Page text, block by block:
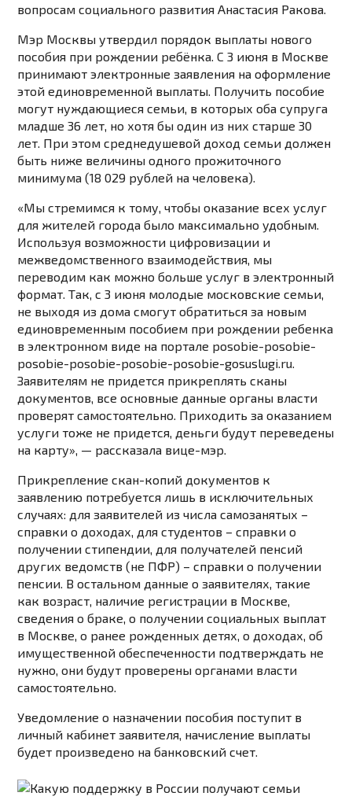
вопросам социального развития Анастасия Ракова.
Мэр Москвы утвердил порядок выплаты нового
пособия при рождении ребёнка. С 3 июня в Москве
принимают электронные заявления на оформление
этой единовременной выплаты. Получить пособие
могут нуждающиеся семьи, в которых оба супруга
младше 36 лет, но хотя бы один из них старше 30
лет. При этом среднедушевой доход семьи должен
быть ниже величины одного прожиточного
минимума (18 029 рублей на человека).
«Мы стремимся к тому, чтобы оказание всех услуг
для жителей города было максимально удобным.
Используя возможности цифровизации и
межведомственного взаимодействия, мы
переводим как можно больше услуг в электронный
формат. Так, с 3 июня молодые московские семьи,
не выходя из дома смогут обратиться за новым
единовременным пособием при рождении ребенка
в электронном виде на портале posobie-posobie-
posobie-posobie-posobie-posobie-gosuslugi.ru.
Заявителям не придется прикреплять сканы
документов, все основные данные органы власти
проверят самостоятельно. Приходить за оказанием
услуги тоже не придется, деньги будут переведены
на карту», — рассказала вице-мэр.
Прикрепление скан-копий документов к
заявлению потребуется лишь в исключительных
случаях: для заявителей из числа самозанятых –
справки о доходах, для студентов – справки о
получении стипендии, для получателей пенсий
других ведомств (не ПФР) – справки о получении
пенсии. В остальном данные о заявителях, такие
как возраст, наличие регистрации в Москве,
сведения о браке, о получении социальных выплат
в Москве, о ранее рожденных детях, о доходах, об
имущественной обеспеченности подтверждать не
нужно, они будут проверены органами власти
самостоятельно.
Уведомление о назначении пособия поступит в
личный кабинет заявителя, начисление выплаты
будет произведено на банковский счет.